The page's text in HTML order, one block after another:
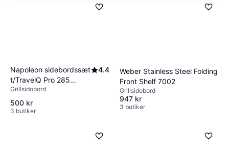
Napoleon sidebordssæt
t/TravelQ Pro 285
70124
4.4
Grillsidobord
500 kr
3 butiker
Weber Stainless Steel Folding
Front Shelf 7002
Grillsidobord
947 kr
3 butiker